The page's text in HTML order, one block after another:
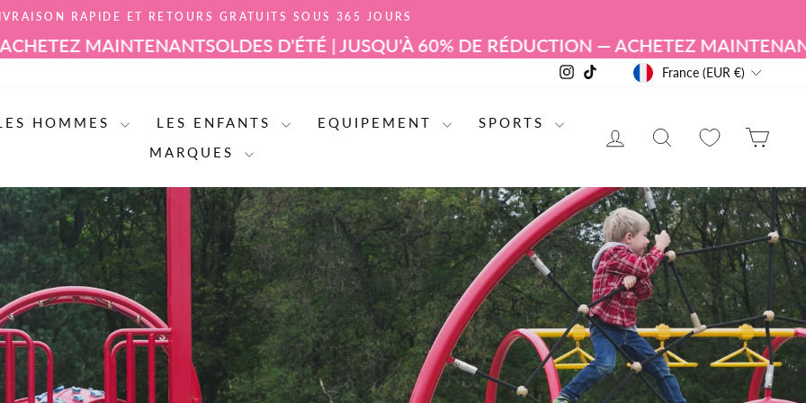
Mettre
le
RAPIDE ET RETOURS GRATUITS SOUS 365 JOURS
SOLDES D'ÉTÉ | JUSQU'À 60% DE RÉDUCTION — ACHETEZ MAINTENANTSOLDES
Instagram
TikTok DEVISE
France (EUR €)
HOMMES LES ENFANTS EQUIPEMENT
SPORTS
MARQUES
SE CONNECTER
RECHERCHE